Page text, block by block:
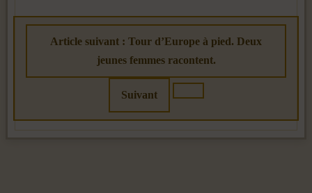
Article suivant : Tour d’Europe à pied. Deux
jeunes femmes racontent.
Suivant